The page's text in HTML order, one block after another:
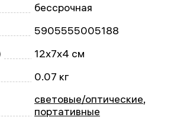
бессрочная
5905555005188
12x7x4 см
0.07 кг
световые/оптические,
портативные